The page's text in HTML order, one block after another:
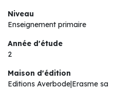
Niveau
Enseignement primaire
Année d'étude
2
Maison d'édition
Editions Averbode|Erasme sa